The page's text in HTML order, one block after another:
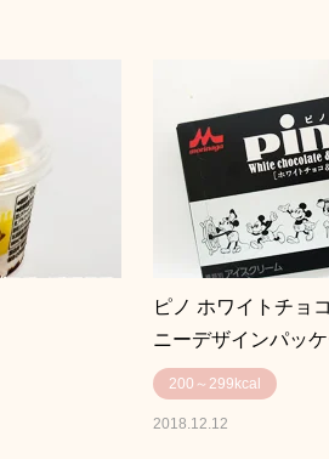
ピノ ホワイトチョ
ニーデザインパッケ
200～299kcal
2018.12.12